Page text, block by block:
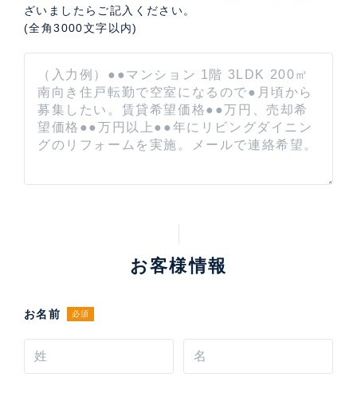
ざいましたらご記入ください。
(全角3000文字以内)
お客様情報
お名前 必須